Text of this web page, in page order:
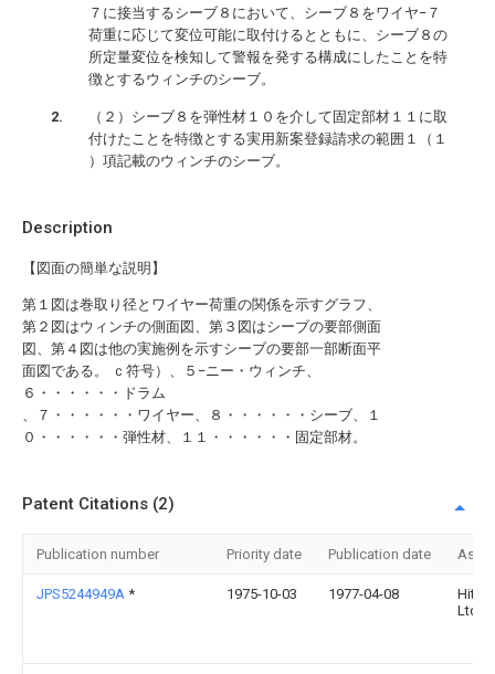
Description
【図面の簡単な説明】
第１図は巻取り径とワイヤー荷重の関係を示すグラフ、
第２図はウィンチの側面図、第３図はシーブの要部側面
図、第４図は他の実施例を示すシーブの要部一部断面平
面図である。 ｃ符号）、５−ニー・ウィンチ、
６・・・・・・ドラム
、７・・・・・・ワイヤー、８・・・・・・シーブ、１
０・・・・・・弾性材、１１・・・・・・固定部材。
７に接当するシーブ８において、シーブ８をワイヤ−７
荷重に応じて変位可能に取付けるとともに、シーブ８の
所定量変位を検知して警報を発する構成にしたことを特
徴とするウィンチのシーブ。
（２）シーブ８を弾性材１０を介して固定部材１１に取
付けたことを特徴とする実用新案登録請求の範囲１（１
）項記載のウィンチのシーブ。
Patent Citations (2)
Publication number Priority date Publication date
JPS5244949A * 1975-10-03 1977-04-08
Ltd